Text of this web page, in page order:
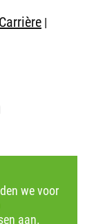
Carrière |
we voor
aan.